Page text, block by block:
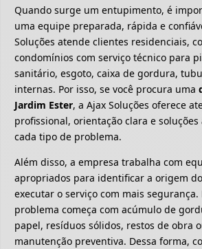
Quando surge um entupimento, é
uma equipe preparada, rápida e
Soluções atende clientes residenciais,
condomínios com serviço técnico para
sanitário, esgoto, caixa de gordura,
internas. Por isso, se você procura uma
Jardim Ester, a Ajax Soluções oferece
profissional, orientação clara e
cada tipo de problema.
Além disso, a empresa trabalha com
apropriados para identificar a origem
executar o serviço com mais segurança.
problema começa com acúmulo de
papel, resíduos sólidos, restos de obra
manutenção preventiva. Dessa forma,